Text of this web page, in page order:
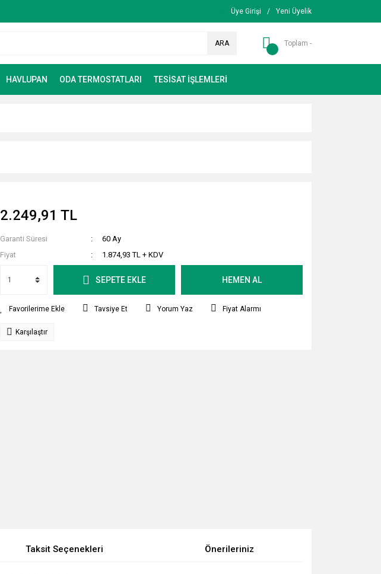
Üye Girişi / Yeni Üyelik
ARA Toplam -
HAVLUPAN ODA TERMOSTATLARI TESİSAT İŞLEMLERİ
2.249,91 TL
Garanti Süresi
60 Ay
Fiyat
1.874,93 TL + KDV
SEPETE EKLE HEMEN AL
Tavsiye Et Yorum Yaz Fiyat Alarmı
Karşılaştır
Taksit Seçenekleri Önerileriniz